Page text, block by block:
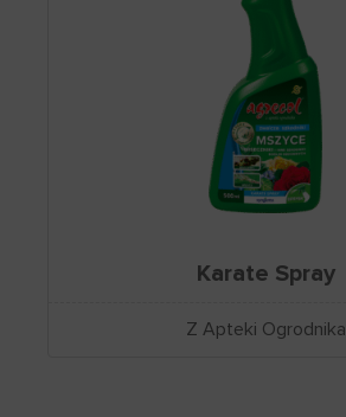
Karate Spray
Z Apteki Ogrodnika